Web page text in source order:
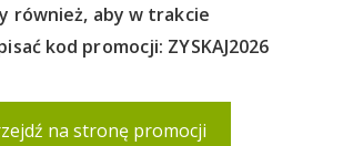
również, aby w trakcie
kod promocji: ZYSKAJ2026
na stronę promocji